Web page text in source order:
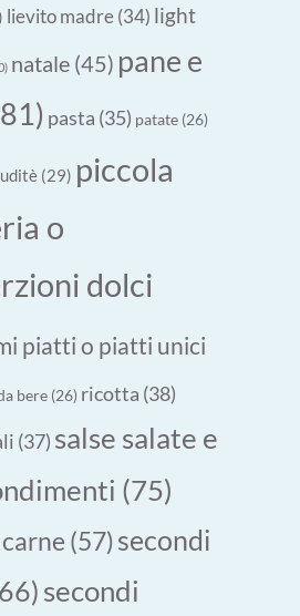
lievito madre(34) light
natale (45) pane e
pasta (35) patate (26)
(29) piccola
o
dolci
piatti o piatti unici
bere (26) ricotta (38)
(37) salse salate e
(75)
(57)secondi
secondi